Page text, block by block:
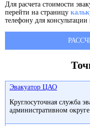
Для расчета стоимости
перейти на страницу
телефону для консультации
Эвакуатор ЦАО
Круглосуточная служба
административном